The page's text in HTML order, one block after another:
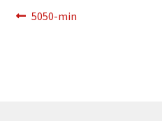
Bericht
Vorig
5050-min